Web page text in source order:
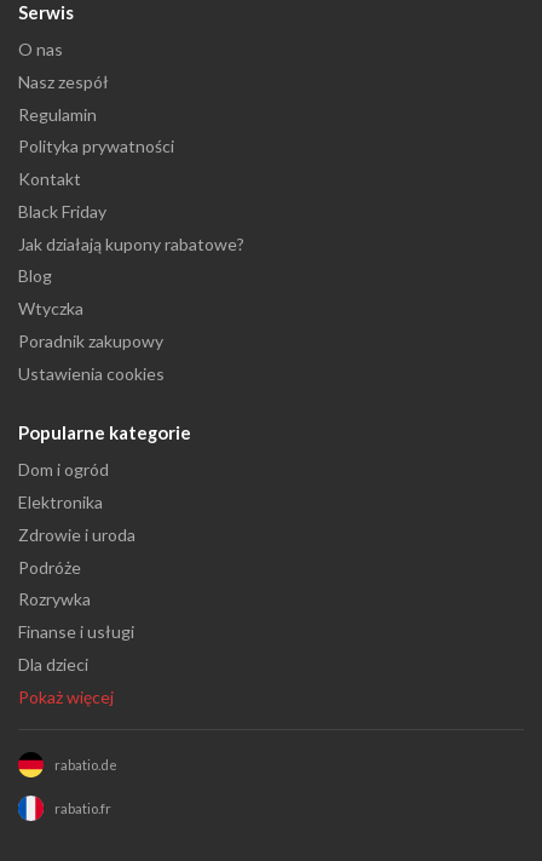
Serwis
O nas
Nasz zespół
Regulamin
Polityka prywatności
Kontakt
Black Friday
Jak działają kupony rabatowe?
Blog
Wtyczka
Poradnik zakupowy
Ustawienia cookies
Popularne kategorie
Dom i ogród
Elektronika
Zdrowie i uroda
Podróże
Rozrywka
Finanse i usługi
Dla dzieci
Pokaż więcej
rabatio.de
rabatio.fr